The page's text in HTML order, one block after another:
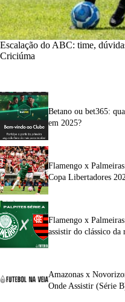
Escalação do ABC: time,
Criciúma
Betano ou bet365:
em 2025?
Flamengo x
Copa Libertadores
Flamengo x
assistir do clássico da
Amazonas x
Onde Assistir (Série